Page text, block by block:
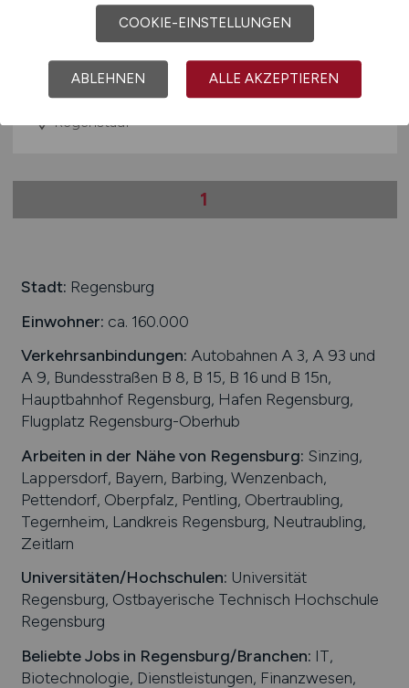
Leiter Retail Marketing(m/w/d)
Hays
Regenstauf
1
Stadt: Regensburg
Einwohner: ca. 160.000
Verkehrsanbindungen: Autobahnen A 3, A 93 und
A 9, Bundesstraßen B 8, B 15, B 16 und B 15n,
Hauptbahnhof Regensburg, Hafen Regensburg,
Flugplatz Regensburg-Oberhub
Arbeiten in der Nähe von Regensburg: Sinzing,
Lappersdorf, Bayern, Barbing, Wenzenbach,
Pettendorf, Oberpfalz, Pentling, Obertraubling,
Tegernheim, Landkreis Regensburg, Neutraubling,
Zeitlarn
Universitäten/Hochschulen: Universität
Regensburg, Ostbayerische Technisch Hochschule
Regensburg
Beliebte Jobs in Regensburg/Branchen: IT,
Biotechnologie, Dienstleistungen, Finanzwesen,
COOKIE-EINSTELLUNGEN
ABLEHNEN ALLE AKZEPTIEREN